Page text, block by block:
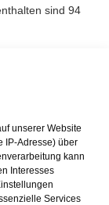
unserer Website
IP-Adresse) über
kann
Interesses
Services
sind 94
Kontostände
von natürlichen,
einschließlich
Standard auch die